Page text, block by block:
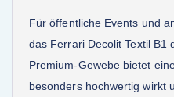
Für öffentliche Events und
das Ferrari Decolit Textil B1
Premium-Gewebe bietet
besonders hochwertig wirkt